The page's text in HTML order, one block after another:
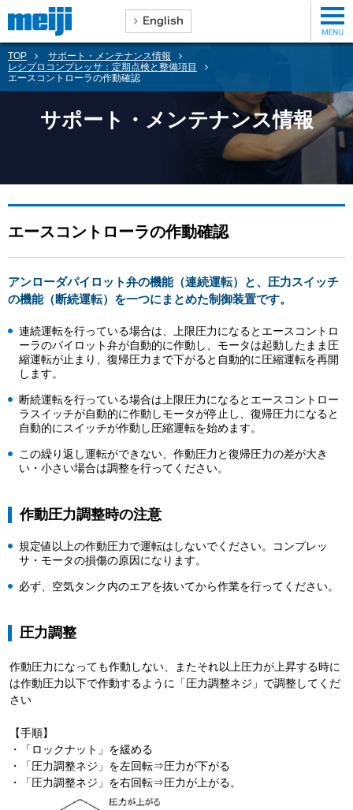
TOP
サポート・メンテナンス情報
レシプロコンプレッサ：定期点検と整備項目
エースコントローラの作動確認
サポート・メンテナンス情報
エースコントローラの作動確認
アンローダパイロット弁の機能（連続運転）と、圧力スイッチ
の機能（断続運転）を一つにまとめた制御装置です。
連続運転を行っている場合は、上限圧力になるとエースコントロ
ーラのパイロット弁が自動的に作動し、モータは起動したまま圧
縮運転が止まり、復帰圧力まで下がると自動的に圧縮運転を再開
します。
断続運転を行っている場合は上限圧力になるとエースコントロー
ラスイッチが自動的に作動しモータが停止し、復帰圧力になると
自動的にスイッチが作動し圧縮運転を始めます。
この繰り返し運転ができない、作動圧力と復帰圧力の差が大き
い・小さい場合は調整を行ってください。
作動圧力調整時の注意
規定値以上の作動圧力で運転はしないでください。コンプレッ
サ・モータの損傷の原因になります。
必ず、空気タンク内のエアを抜いてから作業を行ってください。
圧力調整
作動圧力になっても作動しない、またそれ以上圧力が上昇する時に
は作動圧力以下で作動するように「圧力調整ネジ」で調整してくだ
さい
【手順】
・「ロックナット」を緩める
・「圧力調整ネジ」を左回転⇒圧力が下がる
・「圧力調整ネジ」を右回転⇒圧力が上がる。